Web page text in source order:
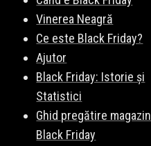
Vinerea Neagră
Ce este Black Friday?
Ajutor
Black Friday: Istorie și
Statistici
Ghid pregătire magazin
Black Friday